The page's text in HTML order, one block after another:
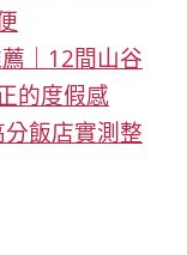
｜12間山谷
的度假感
飯店實測整